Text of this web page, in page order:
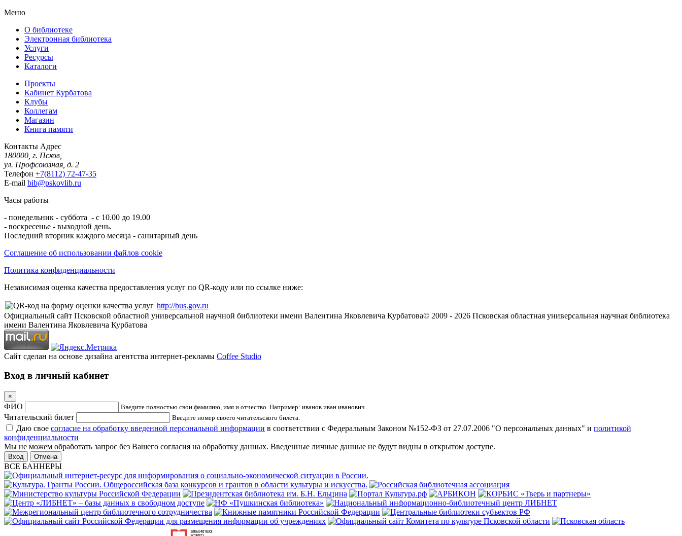
Меню
О библиотеке
Электронная библиотека
Услуги
Ресурсы
Каталоги
Проекты
Кабинет Курбатова
Клубы
Коллегам
Магазин
Книга памяти
Контакты Адрес
180000, г. Псков,
ул. Профсоюзная, д. 2
Телефон +7(8112) 72-47-35
E-mail bib@pskovlib.ru
Часы работы
- понедельник - суббота - с 10.00 до 19.00
- воскресенье - выходной день.
Последний вторник каждого месяца - санитарный день
Соглашение об использовании файлов cookie
Политика конфиденциальности
Независимая оценка качества предоставления услуг по QR-коду или по ссылке ниже:
http://bus.gov.ru
Официальный сайт Псковской областной универсальной научной библиотеки имени Валентина Яковлевича Курбатова© 2009 - 2026 Псковская областная универсальная научная библиотека
имени Валентина Яковлевича Курбатова
Сайт сделан на основе дизайна агентства интернет-рекламы Coffee Studio
Вход в личный кабинет
×
ФИО Введите полностью свои фамилию, имя и отчество. Например: иванов иван иванович
Читательский билет Введите номер своего читательского билета.
Даю свое согласие на обработку введенной персональной информации в соответствии с Федеральным Законом №152-ФЗ от 27.07.2006 "О персональных данных" и политикой
конфиденциальности
Мы не можем обработать запрос без Вашего согласия на обработку данных. Введенные личные данные не будут видны в открытом доступе.
Отмена
ВСЕ БАННЕРЫ